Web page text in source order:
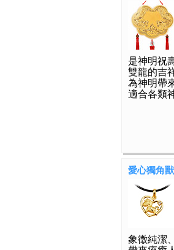
是神明祝
雙龍的吉
為神明帶
適合各類
愛心獨角
象徵純潔